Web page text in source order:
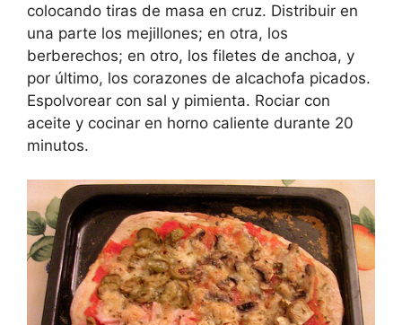
colocando tiras de masa en cruz. Distribuir en
una parte los mejillones; en otra, los
berberechos; en otro, los filetes de anchoa, y
por último, los corazones de alcachofa picados.
Espolvorear con sal y pimienta. Rociar con
aceite y cocinar en horno caliente durante 20
minutos.